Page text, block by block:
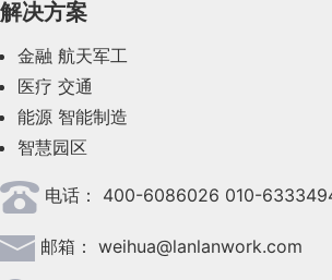
2023年7月(62)
2023年6月(58)
2023年5月(28)
2023年4月(47)
2023年3月(37)
2023年2月(90)
解决方案
金融 航天军工
医疗 交通
能源 智能制造
智慧园区
电话： 400-6086026 010-
邮箱： weihua@lanlanwork.com